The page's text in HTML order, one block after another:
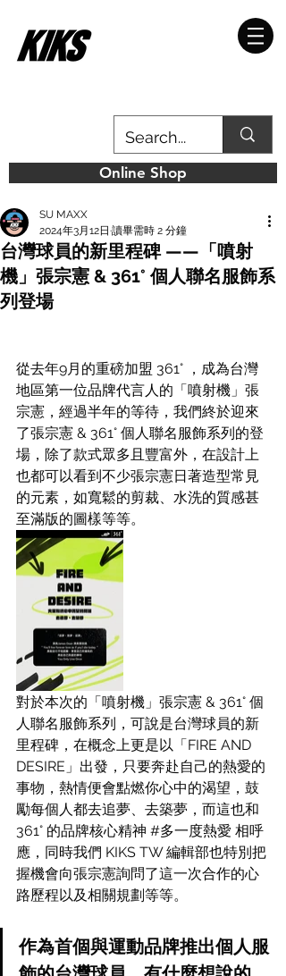
Online Shop
台灣球員的新里程碑 ——「噴射
機」張宗憲 & 361° 個人聯名服飾系
列登場
SU MAXX
2024年3月12日 讀畢需時 2 分鐘
從去年9月的重磅加盟 361° ，成為台灣
地區第一位品牌代言人 的「噴射機」張
宗憲，經過半年的等待，我們終於迎來
了張宗憲 & 361° 個人聯名服飾系列的登
場，除了款式眾多且豐富外，在設計上
也都可以看到不少張宗憲日著造型常見
的元素，如寬鬆的剪裁、水洗的質感甚
至滿版的圖樣等等。
對於本次的「噴射機」張宗憲 & 361° 個
人聯名服飾系列，可說是台灣球員的新
里程碑，在概念上更是以「FIRE AND
DESIRE」出發，只要奔赴自己的熱愛的
事物，熱情便會點燃你心中的渴望，鼓
勵每個人都去追夢、去築夢，而這也和
361° 的品牌核心精神 #多一度熱愛 相呼
應，同時我們 KIKS TW 編輯部也特別把
握機會向張宗憲詢問了這一次合作的心
路歷程以及相關規劃等等。
作為首個與運動品牌推出個人服